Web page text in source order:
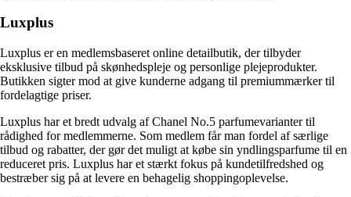
Luxplus
Luxplus er en medlemsbaseret online detailbutik, der tilbyder
eksklusive tilbud på skønhedspleje og personlige plejeprodukter.
Butikken sigter mod at give kunderne adgang til premiummærker til
fordelagtige priser.
Luxplus har et bredt udvalg af Chanel No.5 parfumevarianter til
rådighed for medlemmerne. Som medlem får man fordel af særlige
tilbud og rabatter, der gør det muligt at købe sin yndlingsparfume til en
reduceret pris. Luxplus har et stærkt fokus på kundetilfredshed og
bestræber sig på at levere en behagelig shoppingoplevelse.